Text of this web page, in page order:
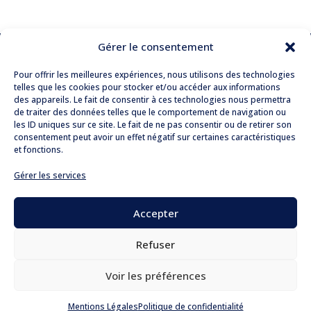
Gérer le consentement
Pour offrir les meilleures expériences, nous utilisons des technologies
telles que les cookies pour stocker et/ou accéder aux informations
des appareils. Le fait de consentir à ces technologies nous permettra
de traiter des données telles que le comportement de navigation ou
les ID uniques sur ce site. Le fait de ne pas consentir ou de retirer son
consentement peut avoir un effet négatif sur certaines caractéristiques
et fonctions.
Gérer les services
Accepter
Refuser
Voir les préférences
Mentions LégalesPolitique de confidentialité
190 Boulevard Haussmann
75008 Paris
T. + 33 (0)1 76 21 77 00
contact@lekieffre-avocats.com
WEBAIX